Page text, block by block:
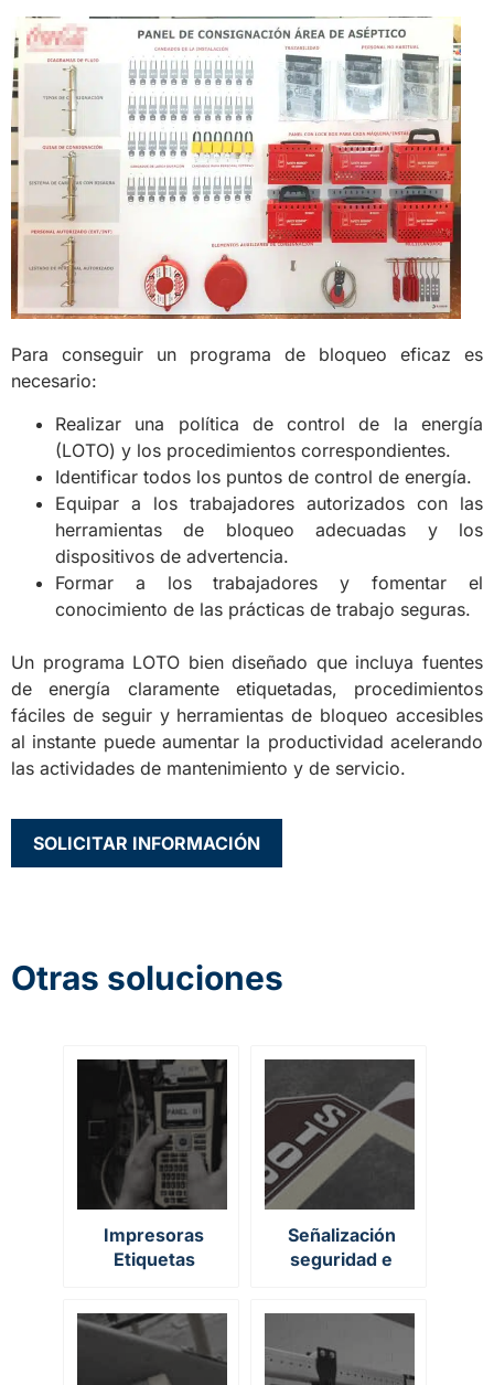
Para conseguir un programa de bloqueo eficaz es
necesario:
Realizar una política de control de la energía
(LOTO) y los procedimientos correspondientes.
Identificar todos los puntos de control de energía.
Equipar a los trabajadores autorizados con las
herramientas de bloqueo adecuadas y los
dispositivos de advertencia.
Formar a los trabajadores y fomentar el
conocimiento de las prácticas de trabajo seguras.
Un programa LOTO bien diseñado que incluya fuentes
de energía claramente etiquetadas, procedimientos
fáciles de seguir y herramientas de bloqueo accesibles
al instante puede aumentar la productividad acelerando
las actividades de mantenimiento y de servicio.
SOLICITAR INFORMACIÓN
Otras soluciones
Impresoras
Etiquetas
Marcado de
equipos
Señalización
seguridad e